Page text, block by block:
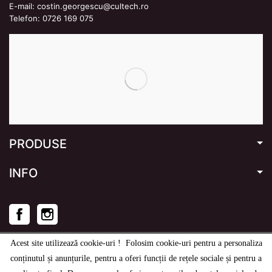
Acest site utilizează cookie-uri ! Folosim cookie-uri pentru a personaliza
conținutul și anunțurile, pentru a oferi funcții de rețele sociale și pentru a
E-mail: costin.georgescu@cultech.ro
Telefon: 0726 169 075
PRODUSE
INFO
Facebook